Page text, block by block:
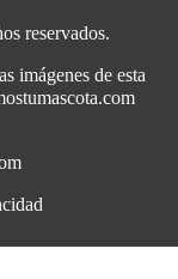
reservados.
imágenes de esta